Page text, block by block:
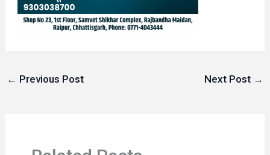
← Previous Post Next Post →